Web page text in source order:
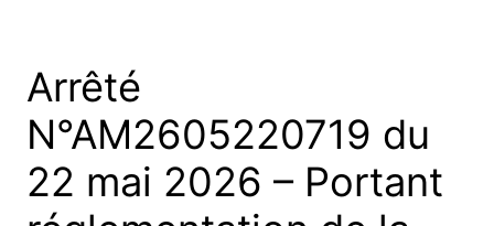
Arrêté
N°AM2605220719 du
22 mai 2026 – Portant